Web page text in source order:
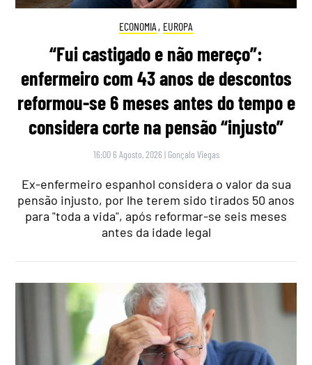
ECONOMIA , EUROPA
“Fui castigado e não mereço”:
enfermeiro com 43 anos de descontos
reformou-se 6 meses antes do tempo e
considera corte na pensão “injusto”
16:00 6 Agosto, 2026 | Gonçalo Viegas
Ex-enfermeiro espanhol considera o valor da sua
pensão injusto, por lhe terem sido tirados 50 anos
para "toda a vida", após reformar-se seis meses
antes da idade legal